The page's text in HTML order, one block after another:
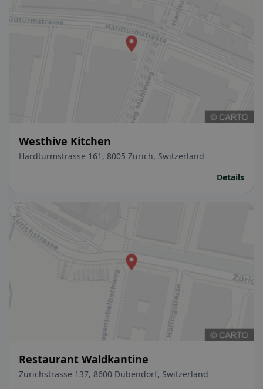
Westhive Kitchen
Hardturmstrasse 161, 8005 Zürich, Switzerland
Details
Restaurant Waldkantine
Zürichstrasse 137, 8600 Dübendorf, Switzerland